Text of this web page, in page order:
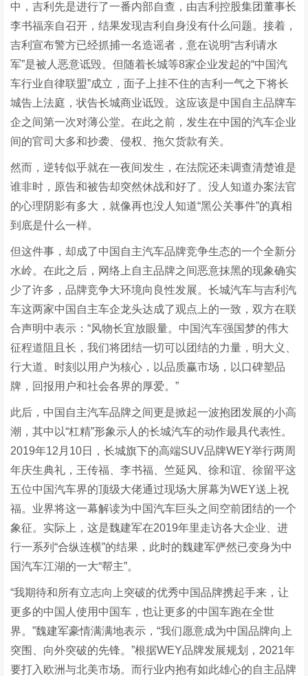
中，吉利先是进行了一番内部自查，由吉利控股集团董事长
李书福亲自召开，结果发现吉利自身没有什么问题。接着，
吉利宣布警方已经抓捕一名造谣者，意在说明“吉利请水
军”是被人恶意诋毁。但随着长城等8家企业发起的“中国汽
车行业自律联盟”成立，面子上挂不住的吉利一气之下将长
城告上法庭，状告长城商业诋毁。这应该是中国自主品牌车
企之间第一次对薄公堂。在此之前，发生在中国的汽车企业
间的官司大多和抄袭、侵权、拖欠货款有关。
然而，逆转似乎就在一夜间发生，在法院还未调查清楚谁是
谁非时，原告和被告却突然休战和好了。没人知道办案法官
的心理阴影有多大，就像再也没人知道“黑公关事件”的真相
到底是什么一样。
但这件事，却成了中国自主汽车品牌竞争生态的一个全新分
水岭。在此之后，网络上自主品牌之间恶意抹黑的现象确实
少了许多，品牌竞争大环境向良性发展。长城汽车与吉利汽
车这两家中国自主车企龙头达成了观点上的一致，双方在联
合声明中表示：“风物长宜放眼量。中国汽车强国梦的伟大
征程道阻且长，我们将团结一切可以团结的力量，明大义、
行大道。时刻以用户为核心，以品质赢市场，以口碑塑品
牌，回报用户和社会各界的厚爱。”
此后，中国自主汽车品牌之间更是掀起一波抱团发展的小高
潮，其中以“杠精”形象示人的长城汽车的动作最具代表性。
2019年12月10日，长城旗下的高端SUV品牌WEY举行两周
年庆生典礼，王传福、李书福、竺延风、徐和谊、徐留平这
五位中国汽车界的顶级大佬通过现场大屏幕为WEY送上祝
福。业界将这一幕解读为中国汽车巨头之间空前团结的一个
象征。实际上，这是魏建军在2019年里走访各大企业、进
行一系列“合纵连横”的结果，此时的魏建军俨然已变身为中
国汽车江湖的一大“帮主”。
“我期待和所有立志向上突破的优秀中国品牌携起手来，让
更多的中国人使用中国车，也让更多的中国车跑在全世
界。”魏建军豪情满满地表示，“我们愿意成为中国品牌向上
突围、向外突破的先锋。”根据WEY品牌发展规划，2021年
要打入欧洲与北美市场。而行业内抱有如此雄心的自主品牌